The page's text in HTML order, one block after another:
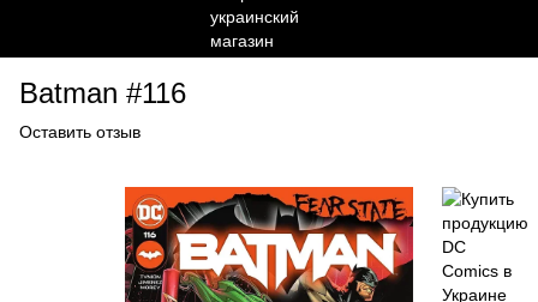
Batman #116
Оставить отзыв